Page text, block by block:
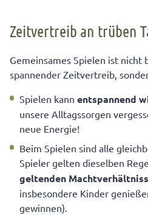
Für Kinder ab 10 Jahren
Für Kinder ab 10 Jahren
Für Kinder ab 12 Jahren und
Zeitvertreib an trüben
Gemeinsames Spielen ist
spannender Zeitvertreib,
Spielen kann entspannend
unsere Alltagssorgen
neue Energie!
Beim Spielen sind alle
Spieler gelten dieselben
geltenden
insbesondere Kinder
gewinnen).